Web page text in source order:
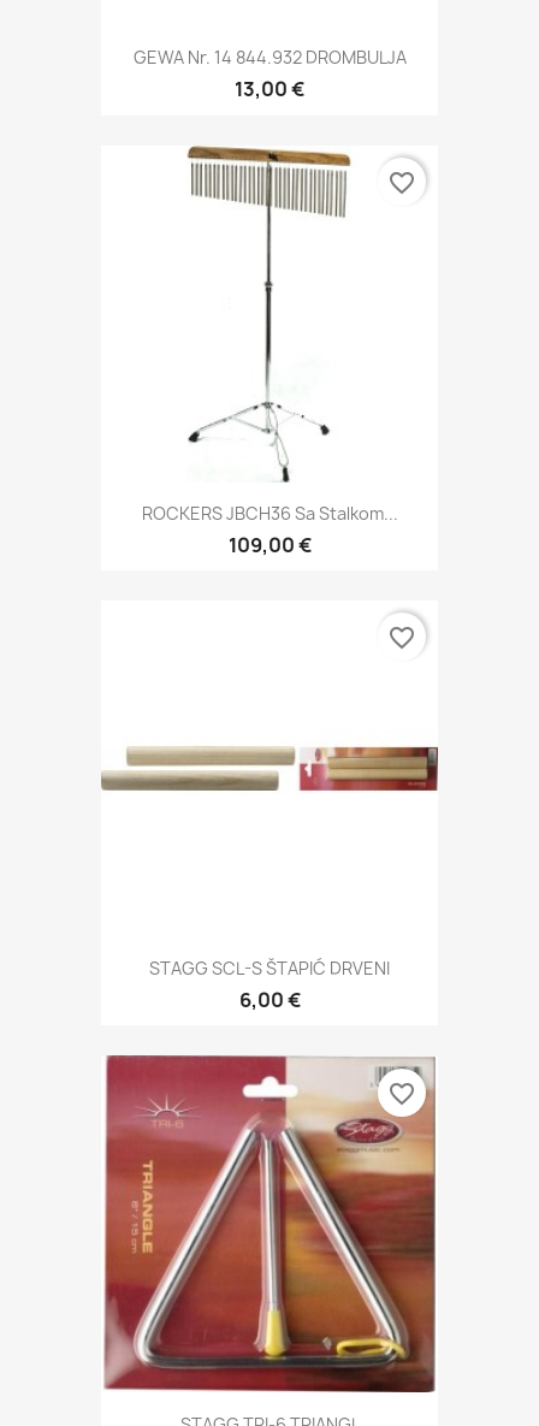
GEWA Nr. 14 844.932 DROMBULJA
13,00 €
ROCKERS JBCH36 Sa Stalkom...
109,00 €
favorite_border
STAGG SCL-S ŠTAPIĆ DRVENI
6,00 €
favorite_border
favorite_border